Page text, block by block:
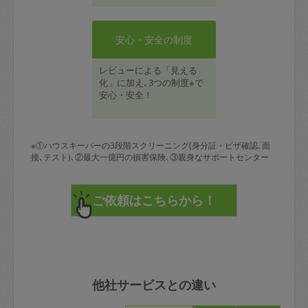
安心・安全の制度
レビューによる「見える
化」に加え､3つの制度※で
安心・安全！
※①ハウスキーパーの3段階スクリーニング(身分証・ビザ確認､面
接､テスト)､②最大一億円の損害保険､③親身なサポートセンター
他社サービスとの違い